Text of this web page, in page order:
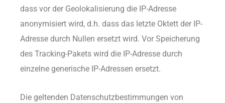
dass vor der Geolokalisierung die IP-Adresse
anonymisiert wird, d.h. dass das letzte Oktett der IP-
Adresse durch Nullen ersetzt wird. Vor Speicherung
des Tracking-Pakets wird die IP-Adresse durch
einzelne generische IP-Adressen ersetzt.
Die geltenden Datenschutzbestimmungen von